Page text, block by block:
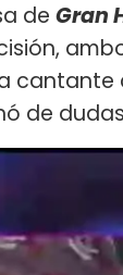
de Gran
de